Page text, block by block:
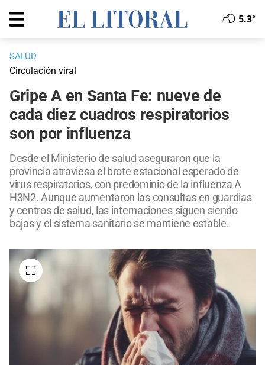
5.3°
SALUD
Circulación viral
Gripe A en Santa Fe: nueve de
cada diez cuadros respiratorios
son por influenza
Desde el Ministerio de salud aseguraron que la
provincia atraviesa el brote estacional esperado de
virus respiratorios, con predominio de la influenza A
H3N2. Aunque aumentaron las consultas en guardias
y centros de salud, las internaciones siguen siendo
bajas y el sistema sanitario se mantiene estable.